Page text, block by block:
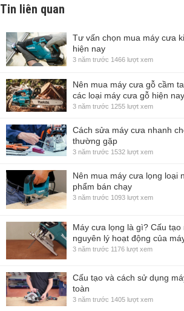
Tin liên quan
Tư vấn chọn mua máy cưa
hiện nay
3 năm trước 1466 lượt xem
Nên mua máy cưa gỗ cầm
các loại máy cưa gỗ hiện
3 năm trước 1255 lượt xem
Cách sửa máy cưa nhanh
thường gặp
3 năm trước 1532 lượt xem
Nên mua máy cưa lọng loại
phẩm bán chạy
3 năm trước 1093 lượt xem
Máy cưa lọng là gì? Cấu tạo
nguyên lý hoạt động của
3 năm trước 1176 lượt xem
Cấu tạo và cách sử dụng
toàn
3 năm trước 1405 lượt xem